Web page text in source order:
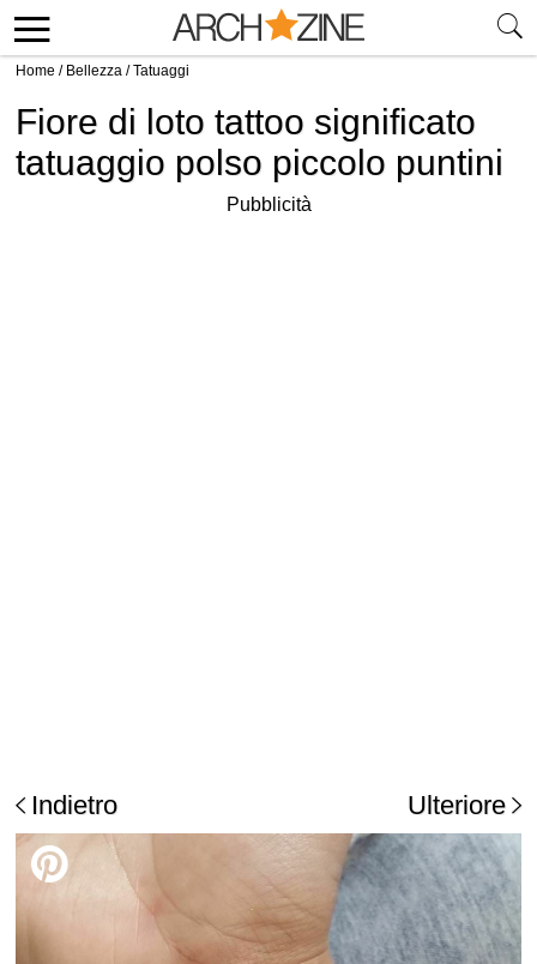
Home / Bellezza /Tatuaggi
Fiore di loto tattoo significato
tatuaggio polso piccolo puntini
Pubblicità
Indietro Ulteriore